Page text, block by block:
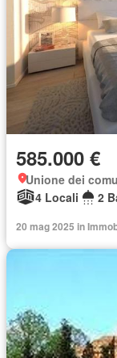
585.000 €
Unione dei
4 Locali
2
20 mag 2025 in